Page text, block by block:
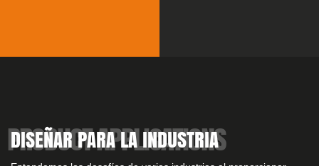
DISEÑAR PARA LA INDUSTRIA